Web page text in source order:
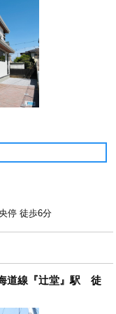
停 徒歩6分
道線『辻堂』駅 徒